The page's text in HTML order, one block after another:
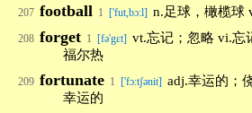
207 football 1 ['fut,bɔ:l] n.足球，橄榄球
208 forget 1 [fə'gɛt] vt.忘记；忽略 vi.忘
福尔热
209 fortunate 1 ['fɔ:tʃənit] adj.幸运的；
幸运的